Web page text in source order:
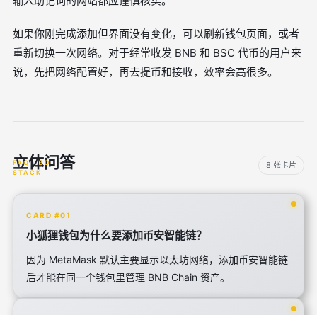
如果你刚完成添加但界面没有变化，可以刷新钱包页面，或者
重新切换一次网络。对于经常收发 BNB 和 BSC 代币的用户来
说，先把网络配置好，再去提币和接收，效率会高很多。
立体问答 8 张卡片
CARD #01
小狐狸钱包为什么要添加币安智能链？
因为 MetaMask 默认主要显示以太坊网络，添加币安智能链
后才能在同一个钱包里管理 BNB Chain 资产。